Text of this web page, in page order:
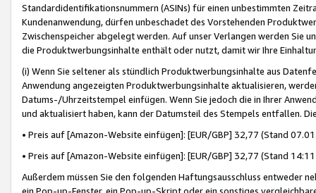
Standardidentifikationsnummern (ASINs) für einen unbestimmten
Kundenanwendung, dürfen unbeschadet des Vorstehenden
Zwischenspeicher abgelegt werden. Auf unser Verlangen werden Sie
die Produktwerbungsinhalte enthält oder nutzt, damit wir Ihre
(i) Wenn Sie seltener als stündlich Produktwerbungsinhalte aus
Anwendung angezeigten Produktwerbungsinhalte aktualisieren,
Datums-/Uhrzeitstempel einfügen. Wenn Sie jedoch die in Ihrer
und aktualisiert haben, kann der Datumsteil des Stempels entfallen.
• Preis auf [Amazon-Website einfügen]: [EUR/GBP] 32,77 (Stand
• Preis auf [Amazon-Website einfügen]: [EUR/GBP] 32,77 (Stand
Außerdem müssen Sie den folgenden Haftungsausschluss entweder
ein Pop-up-Fenster, ein Pop-up-Skript oder ein sonstiges